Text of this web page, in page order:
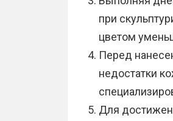
при
цветом
Перед
недостатки
Для